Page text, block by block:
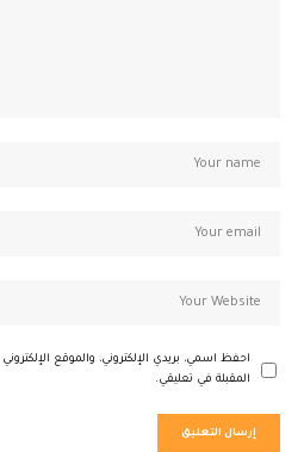
احفظ اسمي، بريدي الإلكتروني، والموقع
المقبلة في تعليقي.